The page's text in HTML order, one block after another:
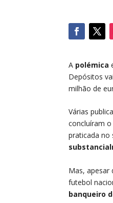
A polémica
Depósitos
milhão de
Várias
concluíram
praticada no
Mas, apesar
futebol
banqueiro